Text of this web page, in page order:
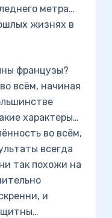
метра…
жизнях в
французы?
всём, начиная
характеры…
во всём,
всегда
так похожи на
и